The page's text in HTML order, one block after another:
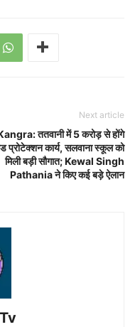
Next article
ततवानी में 5 करोड़ से होंगे
प्रोटेक्शन कार्य, सलवाना स्कूल को
मिली बड़ी सौगात; Kewal Singh
Pathania ने किए कई बड़े ऐलान